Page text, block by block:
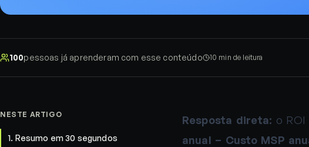
100pessoas já aprenderam com esse conteúdo 10 min de leitura
NESTE ARTIGO
1. Resumo em 30 segundos
Resposta direta: o ROI
anual − Custo MSP